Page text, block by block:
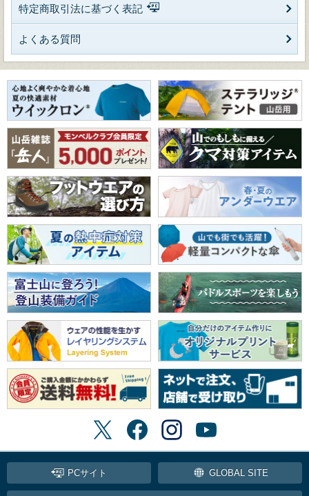
特定商取引法に基づく表記
よくある質問
PCサイト GLOBAL SITE